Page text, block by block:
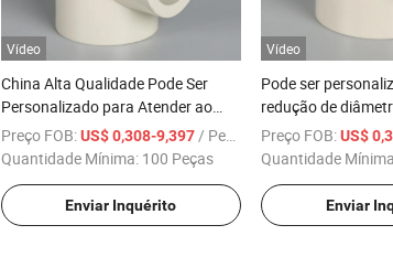
Vídeo
China Alta Qualidade Pode Ser
Personalizado para Atender ao
Padrão DIN ANSI Conexões de
Tubo Pph Tee
Preço FOB:US$ 0,308-9,397 / Peça
Quantidade Mínima: 100 Peças
Enviar Inquérito
Vídeo
Pode ser
redução de
tamanho completo
Preço FOB:US$
Quantidade
Enviar